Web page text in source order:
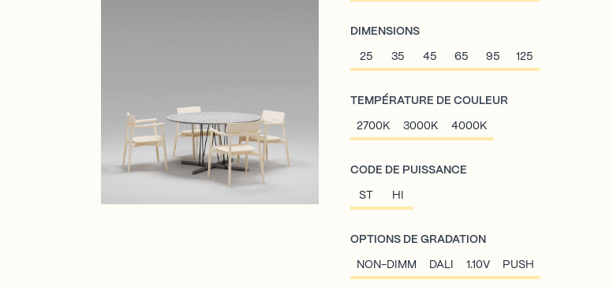
DIMENSIONS
25 35 45 65 95 125
TEMPÉRATURE DE COULEUR
2700K 3000K 4000K
CODE DE PUISSANCE
ST HI
OPTIONS DE GRADATION
NON-DIMM DALI 1.10V PUSH